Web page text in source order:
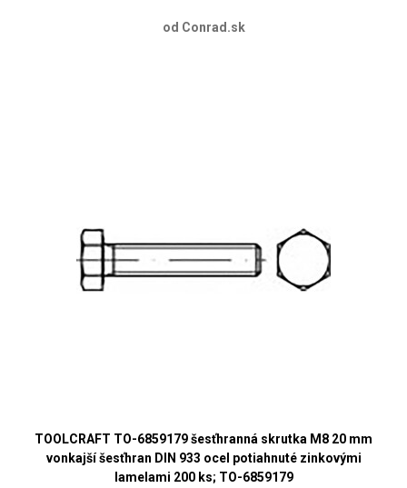
od Conrad.sk
TOOLCRAFT TO-6859179 šesťhranná skrutka M8 20 mm
vonkajší šesťhran DIN 933 ocel potiahnuté zinkovými
lamelami 200 ks; TO-6859179